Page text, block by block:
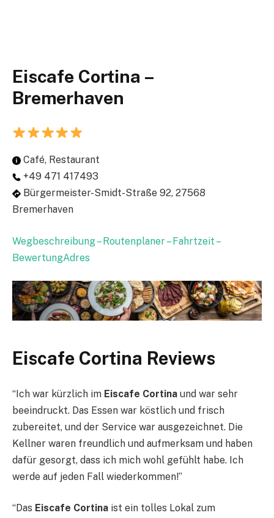
Eiscafe Cortina –
Bremerhaven
Café, Restaurant
+49 471 417493
Bürgermeister-Smidt-Straße 92, 27568
Bremerhaven
Wegbeschreibung – Routenplaner – Fahrtzeit –
BewertungAdres
Eiscafe Cortina Reviews
“Ich war kürzlich im Eiscafe Cortina und war sehr
beeindruckt. Das Essen war köstlich und frisch
zubereitet, und der Service war ausgezeichnet. Die
Kellner waren freundlich und aufmerksam und haben
dafür gesorgt, dass ich mich wohl gefühlt habe. Ich
werde auf jeden Fall wiederkommen!”
“Das Eiscafe Cortina ist ein tolles Lokal zum